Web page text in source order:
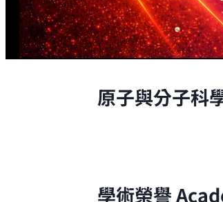
原子與分子科
學術榮譽